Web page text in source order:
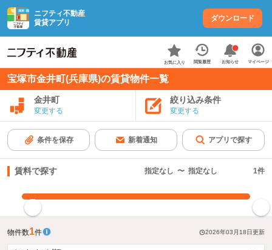
ニフティ不動産
賃貸アプリ
ダウンロード
お気に入り 閲覧履歴 お知らせ マイページ
宝塚市金井町(兵庫県)の賃貸物件一覧
金井町
変更する
絞り込み条件
変更する
条件を保存 新着通知 アプリで探す
賃料で探す 指定なし 〜 指定なし 1件
物件数1件 2026年03月18日更新